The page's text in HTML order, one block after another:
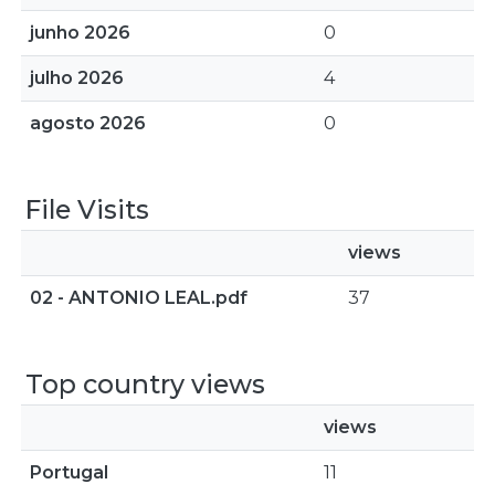
junho 2026 0
julho 2026 4
agosto 2026 0
File Visits
views
02 - ANTONIO LEAL.pdf 37
Top country views
views
Portugal 11